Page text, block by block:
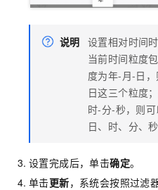
说明 设置相对时间
当前时间粒度
度为年-月-日，
日这三个粒度
时-分-秒，则
日、时、分、秒
设置完成后，单击确定。
单击更新，系统会按照过滤